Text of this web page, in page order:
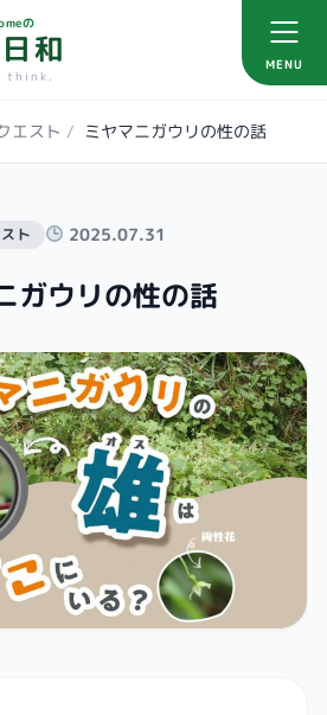
の
和
think.
MENU
エスト / ミヤマニガウリの性の話
ト 2025.07.31
ガウリの性の話